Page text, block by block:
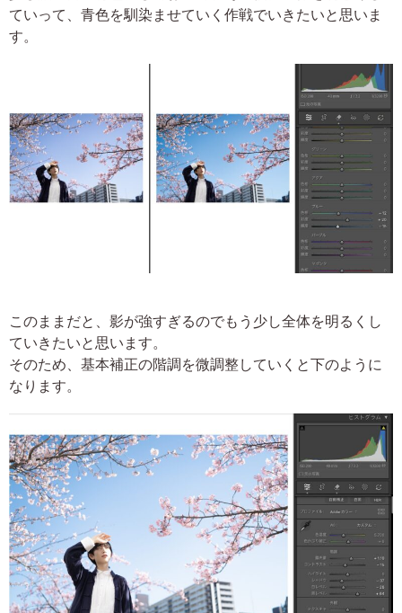
ていって、青色を馴染ませていく作戦でいきたいと思いま
す。
このままだと、影が強すぎるのでもう少し全体を明るくし
ていきたいと思います。
そのため、基本補正の階調を微調整していくと下のように
なります。